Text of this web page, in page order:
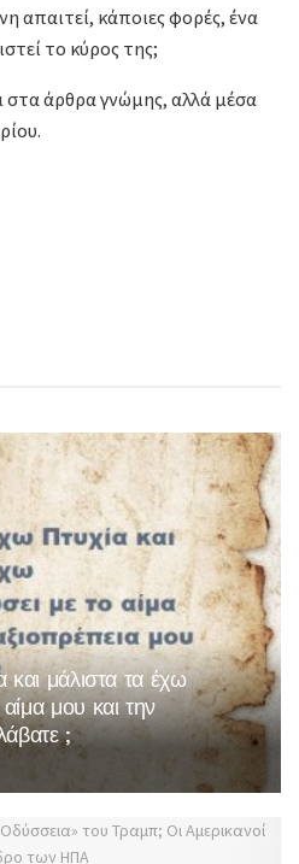
απαιτεί, κάποιες φορές, ένα
το κύρος της;
στα άρθρα γνώμης, αλλά μέσα
μάλιστα τα έχω
μου και την
;